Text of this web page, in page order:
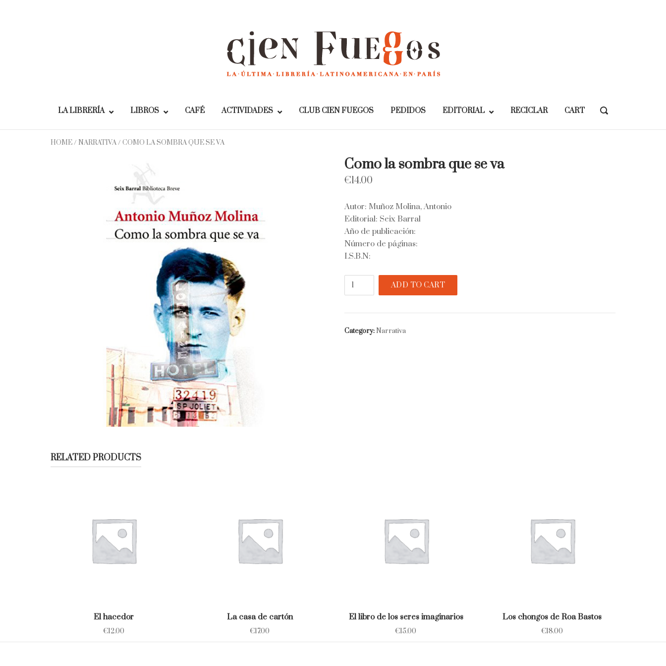
LA LIBRERÍA LIBROS CAFÉ ACTIVIDADES CLUB CIEN FUEGOS PEDIDOS EDITORIAL RECICLAR CART
OPEN
BAR
HOME/ NARRATIVA/ COMO LA SOMBRA QUE SE VA
Como la sombra que se va
€14.00
Autor: Muñoz Molina, Antonio
Editorial: Seix Barral
Año de publicación:
Número de páginas:
I.S.B.N:
Como
que
se
ADD TO CART
Category:Narrativa
RELATED PRODUCTS
El hacedor
€12.00
La casa de cartón
€17.00
El libro de los seres imaginarios
€15.00
Los chongos de Roa Bastos
€18.00